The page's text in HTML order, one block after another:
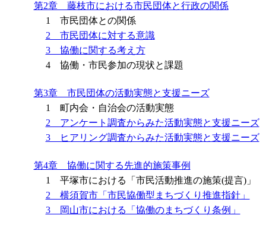
第2章 藤枝市における市民団体と行政の関係
1 市民団体との関係
2 市民団体に対する意識
3 協働に関する考え方
4 協働・市民参加の現状と課題
第3章 市民団体の活動実態と支援ニーズ
1 町内会・自治会の活動実態
2 アンケート調査からみた活動実態と支援ニーズ
3 ヒアリング調査からみた活動実態と支援ニーズ
第4章 協働に関する先進的施策事例
1 平塚市における「市民活動推進の施策(提言)」
2 横須賀市「市民協働型まちづくり推進指針」
3 岡山市における「協働のまちづくり条例」